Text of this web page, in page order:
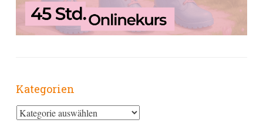
Kategorien
Kategorien